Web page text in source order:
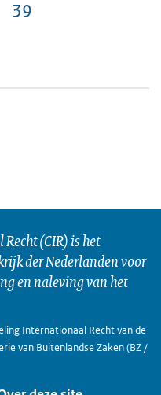
Pagina
39
(CIR) is het
der Nederlanden voor
en naleving van het
Internationaal Recht van de
van Buitenlandse Zaken (BZ /